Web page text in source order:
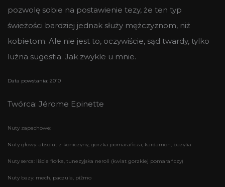
pozwolę sobie na postawienie tezy, że ten typ
świeżości bardziej jednak służy mężczyznom, niż
kobietom. Ale nie jest to, oczywiście, sąd twardy, tylko
luźna sugestia. Jak zwykle u mnie.
Data powstania: 2010
Twórca: Jérome Epinette
Nuty zapachowe:
Nuty głowy: absolut z koniczyny, gorzka pomarańcza, kardamon, bazylia
Nuty serca: liście fiołka, tunezyjska neroli (kwiat gorzkiej pomarańczy)
Nuty bazy: mech, paczula, piżmo